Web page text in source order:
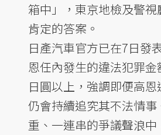
箱中」，東京地檢及警
肯定的答案。
日產汽車官方已在7日發
恩任內發生的違法犯罪
日圓以上，強調即便高
仍會持續追究其不法情
重、一連串的爭議聲浪